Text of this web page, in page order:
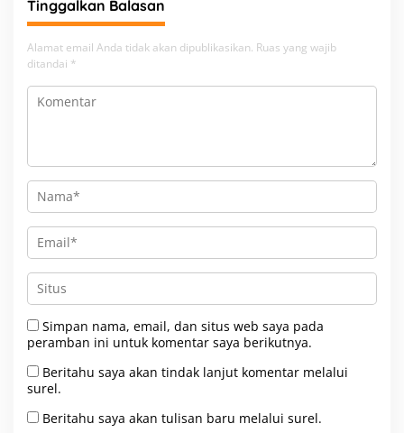
Tinggalkan Balasan
Alamat email Anda tidak akan dipublikasikan. Ruas yang wajib
ditandai *
Simpan nama, email, dan situs web saya pada
peramban ini untuk komentar saya berikutnya.
Beritahu saya akan tindak lanjut komentar melalui
surel.
Beritahu saya akan tulisan baru melalui surel.